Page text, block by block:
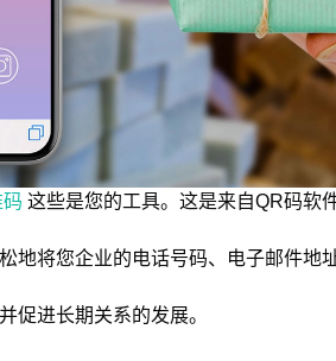
这些是您的工具。这是来自QR码软
地将您企业的电话号码、电子邮件地
促进长期关系的发展。